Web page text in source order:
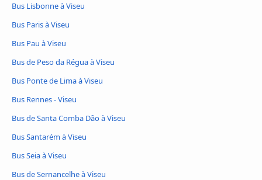
Bus Lisbonne à Viseu
Bus Paris à Viseu
Bus Pau à Viseu
Bus de Peso da Régua à Viseu
Bus Ponte de Lima à Viseu
Bus Rennes - Viseu
Bus de Santa Comba Dão à Viseu
Bus Santarém à Viseu
Bus Seia à Viseu
Bus de Sernancelhe à Viseu